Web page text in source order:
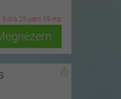
3 óra 25 perc 17 mp